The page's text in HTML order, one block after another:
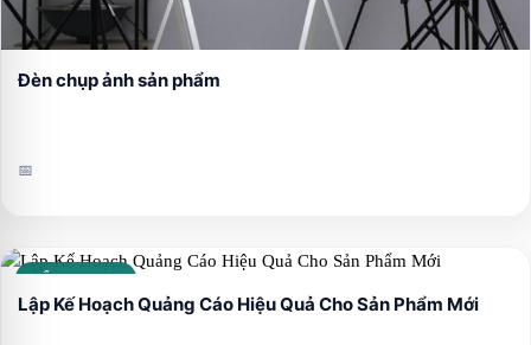
Đèn chụp ảnh sản phẩm
📅
CẨM NANG
Lập Kế Hoạch Quảng Cáo Hiệu Quả Cho Sản Phẩm Mới